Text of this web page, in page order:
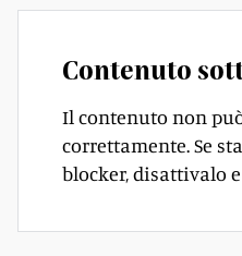
Contenuto
Il contenuto non
correttamente. Se
blocker, disattivalo